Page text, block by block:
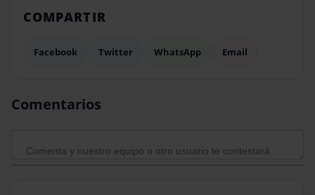
COMPARTIR
Facebook Twitter WhatsApp Email
Comentarios